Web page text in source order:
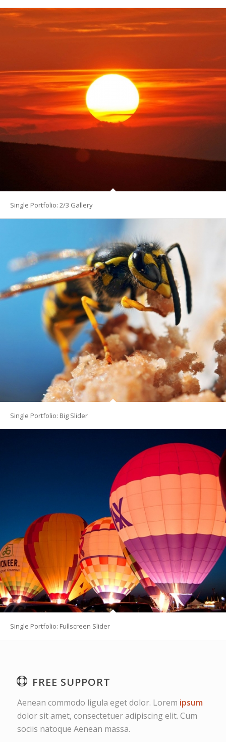
Single Portfolio: 2/3 Gallery
Single Portfolio: Big Slider
Single Portfolio: Fullscreen Slider
FREE SUPPORT
Aenean commodo ligula eget dolor. Lorem ipsum
dolor sit amet, consectetuer adipiscing elit. Cum
sociis natoque Aenean massa.